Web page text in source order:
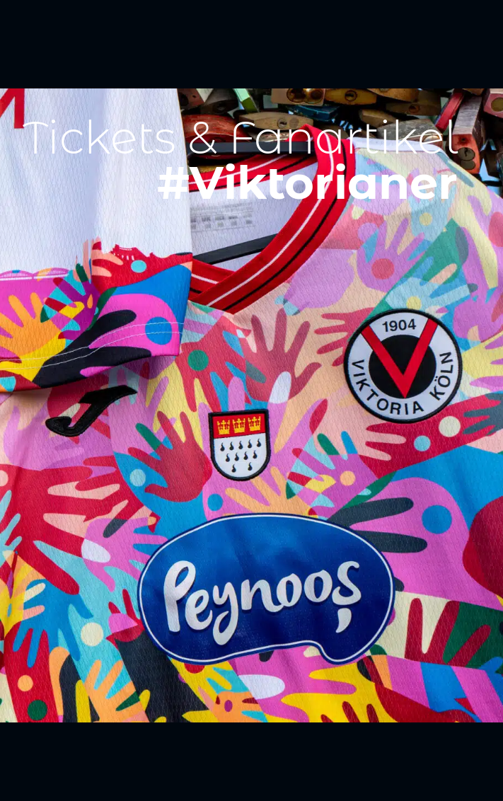
Tickets & Fanartikel
#Viktorianer